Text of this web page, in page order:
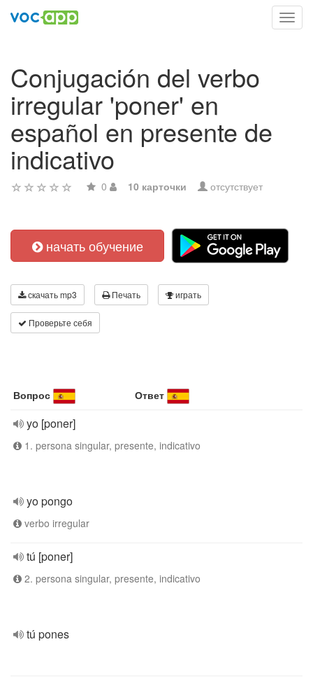
Conjugación del verbo
irregular 'poner' en
español en presente de
indicativo
0 10 карточки отсутствует
начать обучение
скачать mp3 Печать играть
Проверьте себя
Вопрос Ответ
yo [poner]
1. persona singular, presente, indicativo
yo pongo
verbo irregular
tú [poner]
2. persona singular, presente, indicativo
tú pones